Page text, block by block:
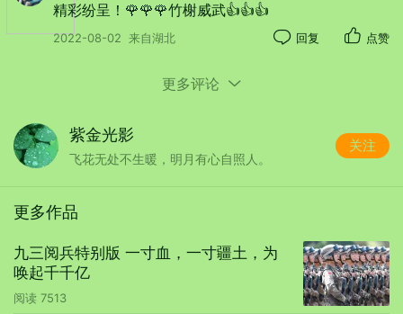
——次韵梦竹
读穿万卷自才高，岂与庸人乱吐槽。
逸兴有心寻蝶梦，虚怀无意试牛刀。
精彩纷呈！🌹🌹🌹竹榭威武👍👍👍
2022-08-02 来自湖北 回复 点赞
更多评论
紫金光影
飞花无处不生暖，明月有心自照人。
关注
更多作品
九三阅兵特别版 一寸血，一寸疆土，为
唤起千千亿
阅读 7513